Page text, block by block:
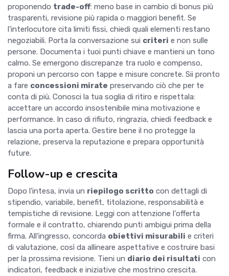
proponendo trade-off: meno base in cambio di bonus più
trasparenti, revisione più rapida o maggiori benefit. Se
l'interlocutore cita limiti fissi, chiedi quali elementi restano
negoziabili. Porta la conversazione sui criteri e non sulle
persone. Documenta i tuoi punti chiave e mantieni un tono
calmo. Se emergono discrepanze tra ruolo e compenso,
proponi un percorso con tappe e misure concrete. Sii pronto
a fare concessioni mirate preservando ciò che per te
conta di più. Conosci la tua soglia di ritiro e rispettala:
accettare un accordo insostenibile mina motivazione e
performance. In caso di rifiuto, ringrazia, chiedi feedback e
lascia una porta aperta. Gestire bene il no protegge la
relazione, preserva la reputazione e prepara opportunità
future.
Follow-up e crescita
Dopo l'intesa, invia un riepilogo scritto con dettagli di
stipendio, variabile, benefit, titolazione, responsabilità e
tempistiche di revisione. Leggi con attenzione l'offerta
formale e il contratto, chiarendo punti ambigui prima della
firma. All'ingresso, concorda obiettivi misurabili e criteri
di valutazione, così da allineare aspettative e costruire basi
per la prossima revisione. Tieni un diario dei risultati con
indicatori, feedback e iniziative che mostrino crescita.